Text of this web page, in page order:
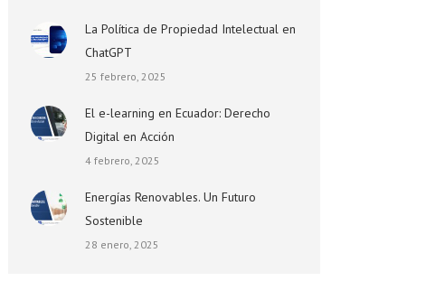
La Política de Propiedad Intelectual en
ChatGPT
25 febrero, 2025
El e-learning en Ecuador: Derecho
Digital en Acción
4 febrero, 2025
Energías Renovables. Un Futuro
Sostenible
28 enero, 2025